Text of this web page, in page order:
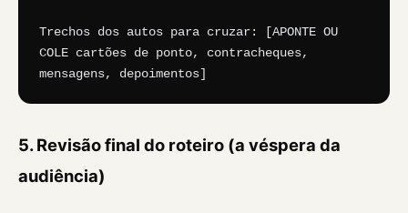
Trechos dos autos para cruzar: [APONTE OU
COLE cartões de ponto, contracheques,
mensagens, depoimentos]
5. Revisão final do roteiro (a véspera da
audiência)